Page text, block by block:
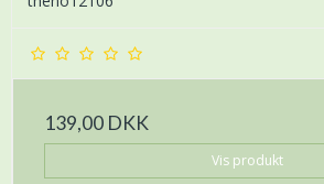
139,00 DKK
Vis produkt